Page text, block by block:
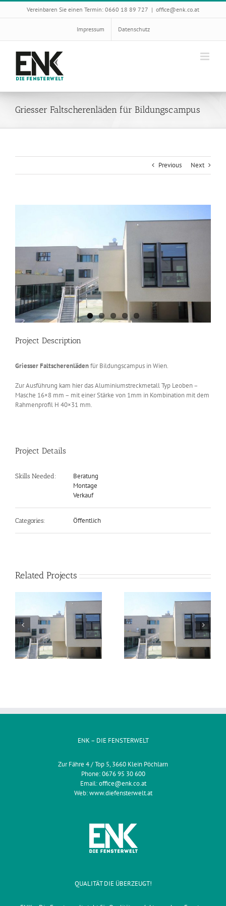
Skip
Vereinbaren Sie einen Termin: 0660 18 89 727 | office@enk.co.at
Impressum Datenschutz
Griesser Faltscherenläden für Bildungscampus
Previous Next
Project Description
Griesser Faltscherenlädenfür Bildungscampus in Wien.
Zur Ausführung kam hier das Aluminiumstreckmetall Typ Leoben –
Masche 16×8 mm – mit einer Stärke von 1mm in Kombination mit dem
Rahmenprofil H 40×31 mm.
Project Details
Skills Needed:
Beratung
Montage
Verkauf
Categories: Öffentlich
Related Projects
Griesser
Faltscherenläden für
Bildungscampus
Griesser
Faltscherenläden für
Bildungscampus
ENK – DIE FENSTERWELT
Zur Fähre 4 / Top 5, 3660 Klein Pöchlarn
Phone:0676 95 30 600
Email:office@enk.co.at
Web:www.diefensterwelt.at
QUALITÄT DIE ÜBERZEUGT!